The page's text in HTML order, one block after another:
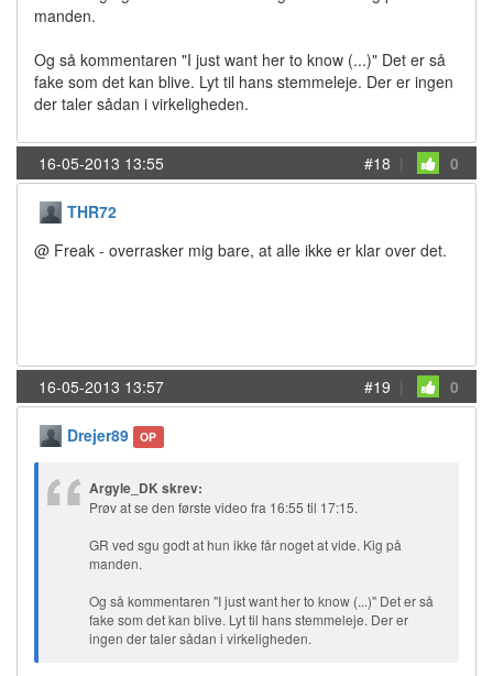
manden.
Og så kommentaren "I just want her to know (...)" Det er så
fake som det kan blive. Lyt til hans stemmeleje. Der er ingen
der taler sådan i virkeligheden.
16-05-2013 13:55 #18 | 0
THR72
@ Freak - overrasker mig bare, at alle ikke er klar over det.
16-05-2013 13:57 #19 | 0
Drejer89 OP
Argyle_DK skrev:
Prøv at se den første video fra 16:55 til 17:15.
GR ved sgu godt at hun ikke får noget at vide. Kig på
manden.
Og så kommentaren "I just want her to know (...)" Det er så
fake som det kan blive. Lyt til hans stemmeleje. Der er
ingen der taler sådan i virkeligheden.